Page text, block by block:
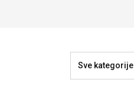
Sve kategorije